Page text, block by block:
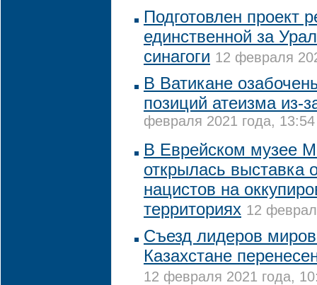
Подготовлен проект
единственной за
синагоги 12 февраля
В Ватикане
позиций атеизма из-
февраля 2021 года, 13:54
В Еврейском музее
открылась выставка
нацистов на
территориях 12
Съезд лидеров
Казахстане
12 февраля 2021 года,